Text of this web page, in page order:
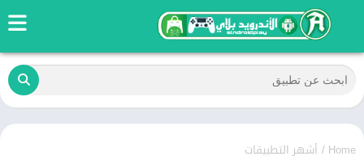
Home
/ أشهر التطبيقات